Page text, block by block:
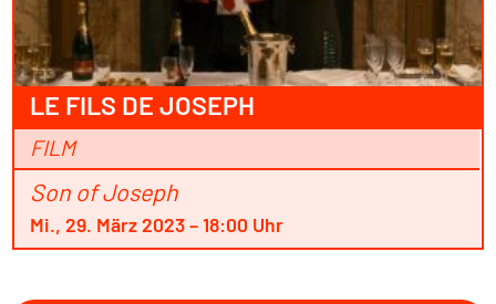
LE FILS DE JOSEPH
FILM
Son of Joseph
Mi., 29. März 2023 – 18:00 Uhr